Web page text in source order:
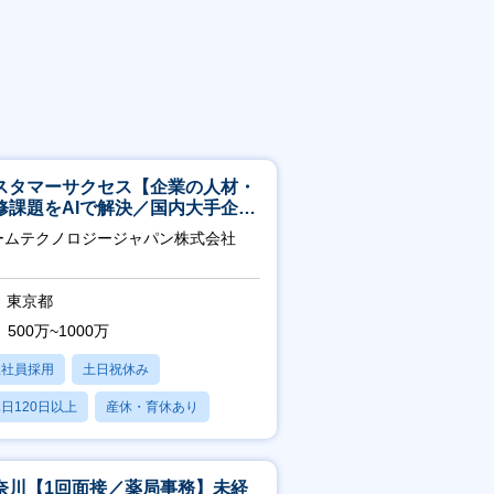
タマーサクセス【企業の人材・
課題をAIで解決／国内大手企業
社導入／フレックス可】
ムテクノロジージャパン株式会社
東京都
500万~1000万
員採用 土日祝休み
120日以上 産休・育休あり
なし
川【1回面接／薬局事務】未経